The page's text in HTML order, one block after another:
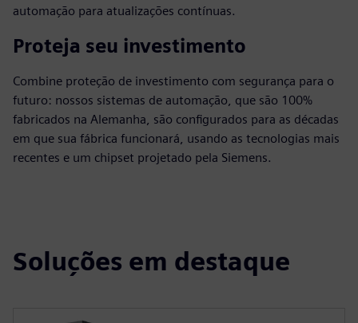
automação para atualizações contínuas.
Proteja seu investimento
Combine proteção de investimento com segurança para o
futuro: nossos sistemas de automação, que são 100%
fabricados na Alemanha, são configurados para as décadas
em que sua fábrica funcionará, usando as tecnologias mais
recentes e um chipset projetado pela Siemens.
Soluções em destaque